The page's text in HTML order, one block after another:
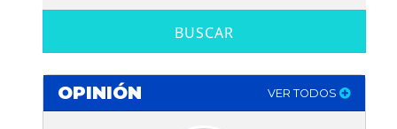
BUSCAR
OPINIÓN VER TODOS